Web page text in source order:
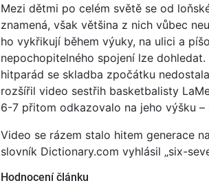
Mezi dětmi po celém světě se od
znamená, však většina z nich vůbec
ho vykřikují během výuky, na ulici a
nepochopitelného spojení lze
hitparád se skladba zpočátku
rozšířil video sestřih basketbalisty
6-7 přitom odkazovalo na jeho výšku –
Video se rázem stalo hitem generace
slovník Dictionary.com vyhlásil „six-
Hodnocení článku